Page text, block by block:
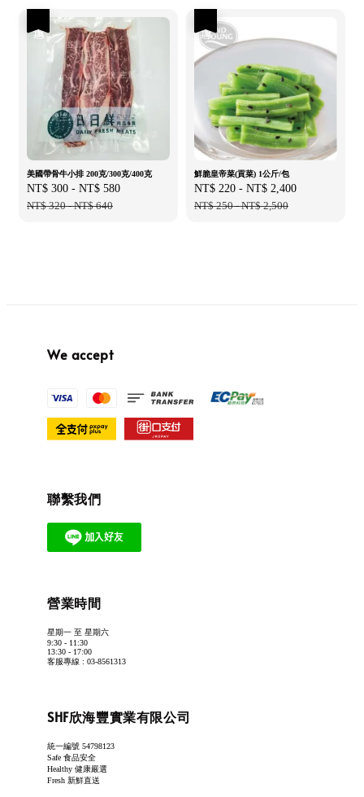
美國帶骨牛小排 200克/300克/400克
Sale
price
NT$ 300 - NT$ 580
NT$ 320-NT$ 640
鮮脆皇帝菜(貢菜) 1公斤/包
Sale
price
NT$ 220 - NT$ 2,400
NT$ 250-NT$ 2,500
We accept
聯繫我們
營業時間
星期一 至 星期六
9:30 - 11:30
13:30 - 17:00
客服專線 : 03-8561313
SHF欣海豐實業有限公司
統一編號 54798123
Safe 食品安全
Healthy 健康嚴選
Fresh 新鮮直送